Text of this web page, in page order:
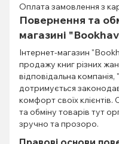
Оплата замовлення з
Повернення та
магазині
Інтернет-магазин
продажу книг різних
відповідальна
дотримується
комфорт своїх
та обміну товарів тут
зручно та прозоро.